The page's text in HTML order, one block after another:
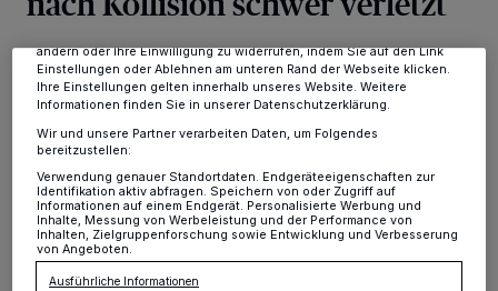
Kreis·Am Mittwochnachmittag, 7. August, kam es in
Mettmann auf der Elberfelder Straße zu einem
Verkehrsunfall. Ein 40-jähriger Motorradfahrer wurde
bei dem Zusammenstoß mit einem
entgegenkommenden Auto schwer verletzt. Die Polizei
ermittelt zum Unfallhergang.
09.08.2024 , 14:24 Uhr Eine Minute Lesezeit
Anzeigen möglicherweise nicht mehr so relevant für Sie. Sie können
ändern oder Ihre Einwilligung zu widerrufen, indem Sie auf den Link
Einstellungen oder Ablehnen am unteren Rand der Webseite klicken.
Ihre Einstellungen gelten innerhalb unseres Website. Weitere
Informationen finden Sie in unserer Datenschutzerklärung.
Wir und unsere Partner verarbeiten Daten, um Folgendes
bereitzustellen:
Verwendung genauer Standortdaten. Endgeräteeigenschaften zur
Identifikation aktiv abfragen. Speichern von oder Zugriff auf
Informationen auf einem Endgerät. Personalisierte Werbung und
Inhalte, Messung von Werbeleistung und der Performance von
Inhalten, Zielgruppenforschung sowie Entwicklung und Verbesserung
von Angeboten.
Ausführliche Informationen